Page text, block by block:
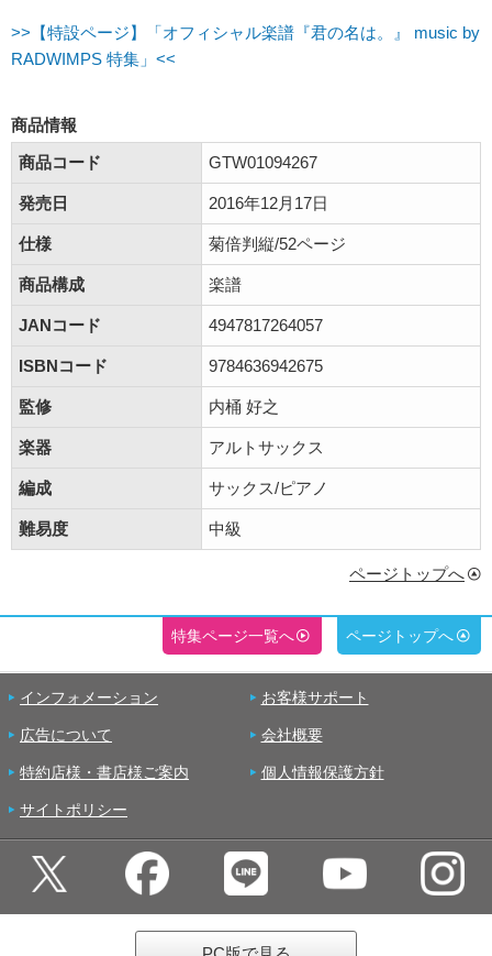
>>【特設ページ】「オフィシャル楽譜『君の名は。』 music by
RADWIMPS 特集」<<
商品情報
商品コード
GTW01094267
発売日 2016年12月17日
仕様 菊倍判縦/52ページ
商品構成 楽譜
JANコード 4947817264057
ISBNコード 9784636942675
監修 内桶 好之
楽器 アルトサックス
編成 サックス/ピアノ
難易度 中級
ページトップへ
特集ページ一覧へ ページトップへ
インフォメーション お客様サポート
広告について 会社概要
特約店様・書店様ご案内 個人情報保護方針
サイトポリシー